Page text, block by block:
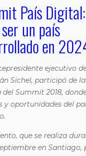
País
un país
en
ejecutivo
Sichel, participó de
del Summit 2018,
y oportunidades del
que se realiza
en Santiago,